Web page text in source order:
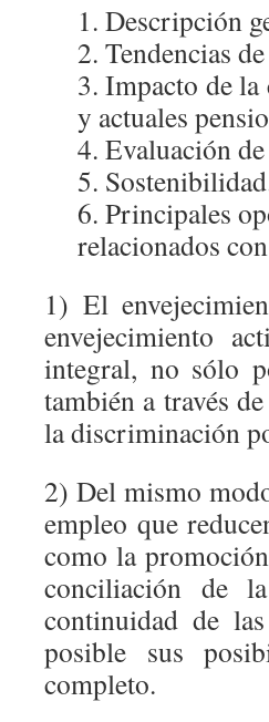
1. Descripción
2. Tendencias
3. Impacto de la
y actuales
4. Evaluación
5.
6. Principales
relacionados
1) El
envejecimiento
integral, no sólo
también a través
la discriminación
2) Del mismo
empleo que
como la
conciliación de
continuidad de
posible sus
completo.